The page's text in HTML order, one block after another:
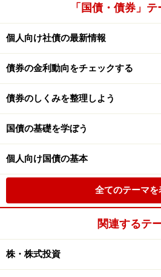
「国債・債券」
個人向け社債の最新情報
債券の金利動向をチェックする
債券のしくみを整理しよう
国債の基礎を学ぼう
個人向け国債の基本
全てのテーマを
関連するテ
株・株式投資